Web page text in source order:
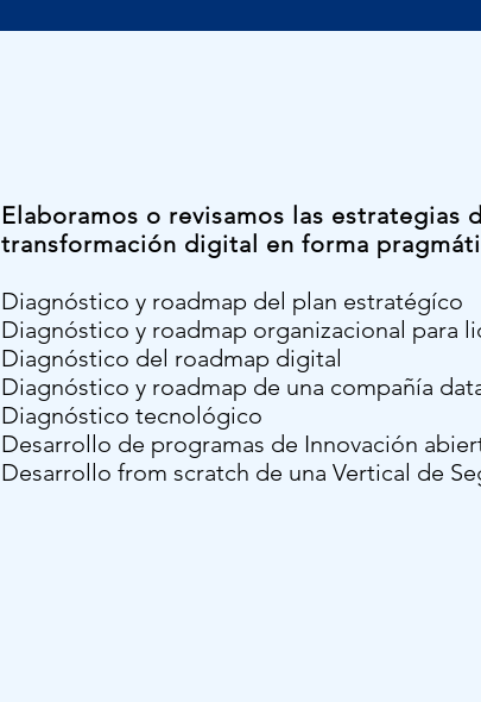
Elaboramos o revisamos las estrategias
transformación digital en forma
Diagnóstico y roadmap del plan estratégíco
Diagnóstico y roadmap organizacional para
Diagnóstico del roadmap digital
Diagnóstico y roadmap de una compañía
Diagnóstico tecnológico
Desarrollo de programas de Innovación
Desarrollo from scratch de una Vertical de